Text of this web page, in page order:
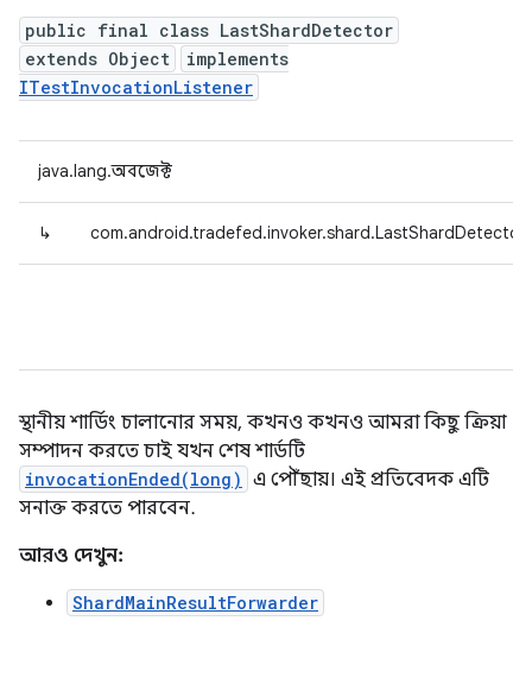
public final class LastShardDetector
extends Object
implements
ITestInvocationListener
java.lang.অবজেক্ট
↳ com.android.tradefed.invoker.shard.LastShardDetector
স্থানীয় শার্ডিং চালানোর সময়, কখনও কখনও আমরা কিছু ক্রিয়া
সম্পাদন করতে চাই যখন শেষ শার্ডটি
invocationEnded(long) এ পৌঁছায়। এই প্রতিবেদক এটি
সনাক্ত করতে পারবেন.
আরও দেখুন:
ShardMainResultForwarder